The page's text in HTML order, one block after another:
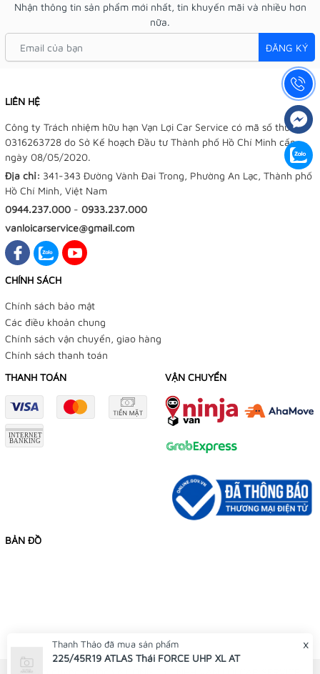
Nhận thông tin sản phẩm mới nhất, tin khuyến mãi và nhiều hơn
nữa.
ĐĂNG KÝ
LIÊN HỆ
Công ty Trách nhiệm hữu hạn Vạn Lợi Car Service có mã số thuế:
0316263728 do Sở Kế hoạch Đầu tư Thành phố Hồ Chí Minh cấp
ngày 08/05/2020.
Địa chỉ: 341-343 Đường Vành Đai Trong, Phường An Lạc, Thành phố
Hồ Chí Minh, Việt Nam
0944.237.000 - 0933.237.000
vanloicarservice@gmail.com
CHÍNH SÁCH
Chính sách bảo mật
Các điều khoản chung
Chính sách vận chuyển, giao hàng
Chính sách thanh toán
THANH TOÁN
VẬN CHUYỂN
BẢN ĐỒ
x
Thanh Thảo đã mua sản phẩm
225/45R19 ATLAS Thái FORCE UHP XL AT